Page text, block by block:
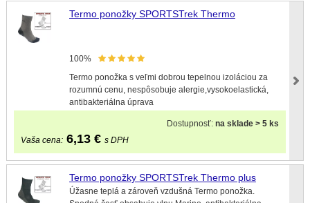
Termo ponožky SPORTSTrek Thermo
100%
Termo ponožka s veľmi dobrou tepelnou izoláciou za
rozumnú cenu, nespôsobuje alergie,vysokoelastická,
antibakteriálna úprava
Dostupnosť:na sklade > 5 ks
Vaša cena: 6,13 € s DPH
Termo ponožky SPORTSTrek Thermo plus
Úžasne teplá a zároveň vzdušná Termo ponožka.